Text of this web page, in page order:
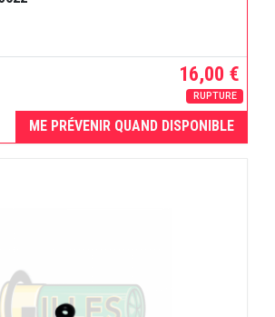
16,00 €
RUPTURE
ME PRÉVENIR QUAND DISPONIBLE